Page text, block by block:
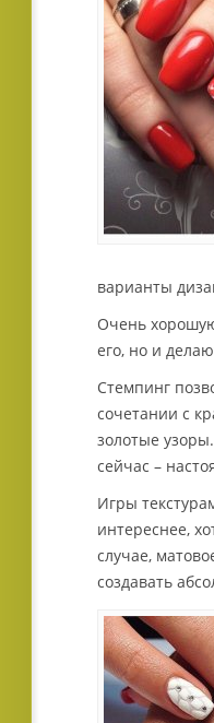
варианты
Очень
его, но и
Стемпинг
сочетании с
золотые
сейчас –
Игры
интереснее,
случае,
создавать